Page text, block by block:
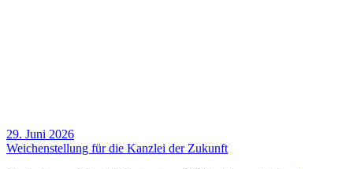
29. Juni 2026
Weichen­stel­lung für die Kanzlei der Zukunft